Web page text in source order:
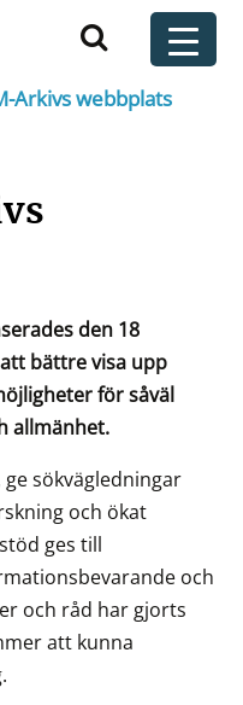
Arkivs webbplats
den 18
bättre visa upp
för såväl
allmänhet.
sökvägledningar
och ökat
ges till
och
och råd har gjorts
att kunna